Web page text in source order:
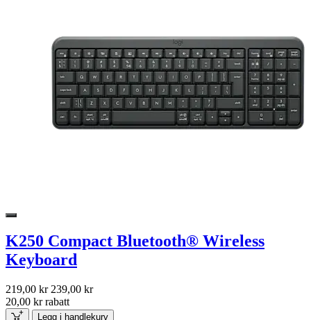
K250 Compact Bluetooth® Wireless
Keyboard
219,00 kr 239,00 kr
20,00 kr rabatt
Legg i handlekurv